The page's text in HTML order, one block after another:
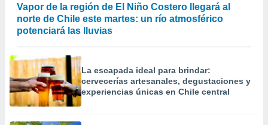
Vapor de la región de El Niño Costero llegará al
norte de Chile este martes: un río atmosférico
potenciará las lluvias
La escapada ideal para brindar:
cervecerías artesanales, degustaciones y
experiencias únicas en Chile central